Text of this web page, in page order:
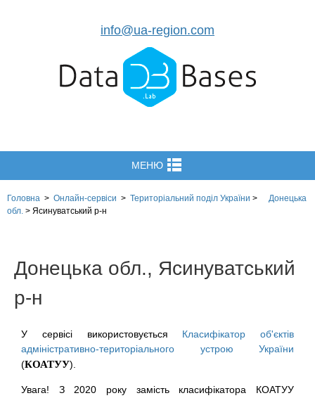
info@ua-region.com
МЕНЮ
Головна > Онлайн-сервіси > Територіальний поділ України >
Донецька
обл. > Ясинуватський р-н
Донецька обл., Ясинуватський
р-н
У сервісі використовується Класифікатор об'єктів
адміністративно-територіального устрою України
(КОАТУУ).
Увага! З 2020 року замість класифікатора КОАТУУ